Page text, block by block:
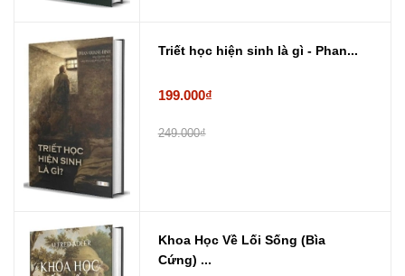
Triết học hiện sinh là gì - Phan...
199.000₫
249.000₫
Khoa Học Về Lối Sống (Bìa
Cứng) ...